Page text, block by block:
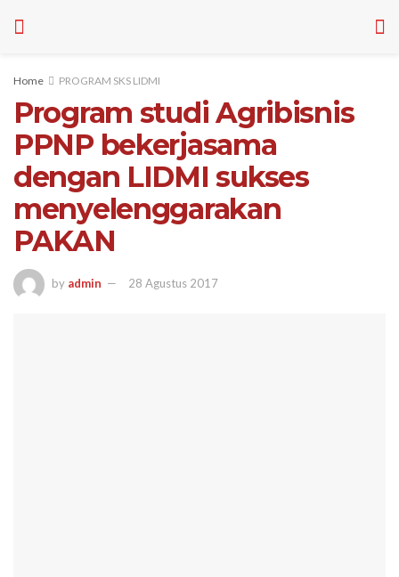
Home PROGRAM SKS LIDMI
Program studi Agribisnis
PPNP bekerjasama
dengan LIDMI sukses
menyelenggarakan
PAKAN
by admin 28 Agustus 2017